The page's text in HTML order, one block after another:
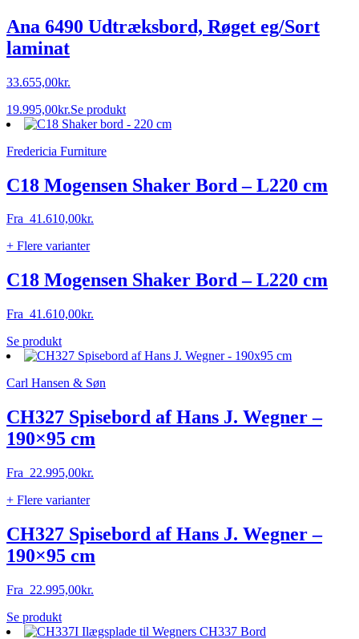
Ana 6490 Udtræksbord, Røget eg/Sort
laminat
33.655,00kr.
19.995,00kr.Se produkt
Fredericia Furniture
C18 Mogensen Shaker Bord – L220 cm
Fra 41.610,00kr.
+ Flere varianter
C18 Mogensen Shaker Bord – L220 cm
Fra 41.610,00kr.
Se produktDette
vare
flere
Mulighederne
kan
vælges
varesiden
Carl Hansen & Søn
CH327 Spisebord af Hans J. Wegner –
190×95 cm
Fra 22.995,00kr.
+ Flere varianter
CH327 Spisebord af Hans J. Wegner –
190×95 cm
Fra 22.995,00kr.
Se produktDette
vare